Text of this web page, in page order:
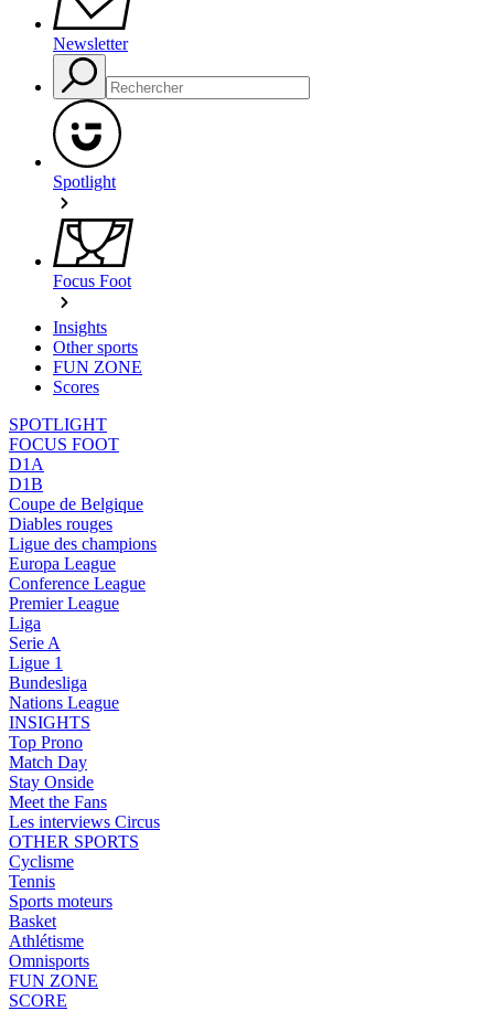
Newsletter
Spotlight
Focus Foot
Insights
Other sports
FUN ZONE
Scores
SPOTLIGHT
FOCUS FOOT
D1A
D1B
Coupe de Belgique
Diables rouges
Ligue des champions
Europa League
Conference League
Premier League
Liga
Serie A
Ligue 1
Bundesliga
Nations League
INSIGHTS
Top Prono
Match Day
Stay Onside
Meet the Fans
Les interviews Circus
OTHER SPORTS
Cyclisme
Tennis
Sports moteurs
Basket
Athlétisme
Omnisports
FUN ZONE
SCORE